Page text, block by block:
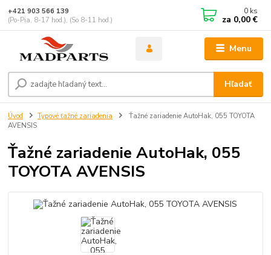
Menu
Hľadať
+421 903 566 139
(Po-Pia, 8-17 hod.), (So 8-11 hod.)
0 ks
za 0,00 €
Úvod Typové ťažné zariadenia
Ťažné zariadenie AutoHak, 055 TOYOTA
AVENSIS
Ťažné zariadenie AutoHak, 055
TOYOTA AVENSIS